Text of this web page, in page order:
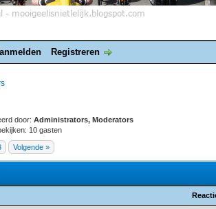
Registreren
door: Administrators, Moderators
10 gasten
Volgende »